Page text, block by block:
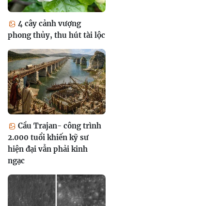
4 cây cảnh vượng
phong thủy, thu hút tài lộc
Cầu Trajan- công trình
2.000 tuổi khiến kỹ sư
hiện đại vẫn phải kinh
ngạc